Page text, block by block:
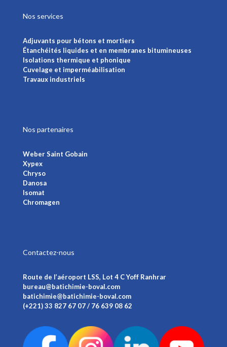
Nos services
Adjuvants pour bétons et mortiers
Étanchéités liquides et en membranes bitumineuses
Isolations thermique et phonique
Cuvelage et imperméabilisation
Travaux industriels
Nos partenaires
Weber Saint Gobain
Xypex
Chryso
Danosa
Isomat
Chromagen
Contactez-nous
Route de l’aéroport LSS, Lot 4 C Yoff Ranhrar
bureau@batichimie-boval.com
batichimie@batichimie-boval.com
(+221) 33 827 67 07 / 76 639 08 62